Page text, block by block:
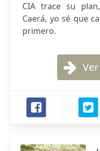
CIA trace su
Caerá, yo sé que
primero.